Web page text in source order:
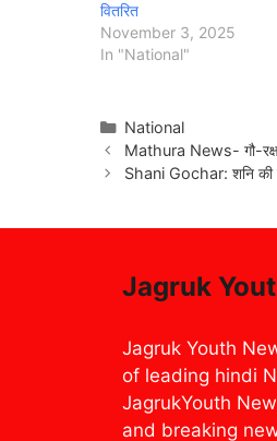
वितरित
November 3, 2025
In "National"
Categories
National
Mathura News- गौ-
Shani Gochar: शनि की
Jagruk
Jagruk Youth
of leading hindi
JagrukYouth
and breaking